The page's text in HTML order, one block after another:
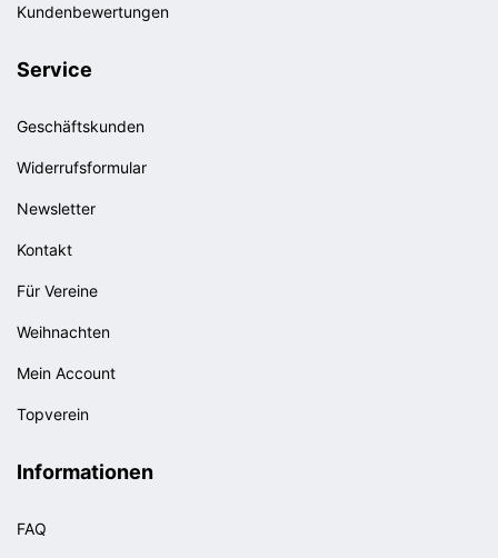
Kundenbewertungen
Service
Geschäftskunden
Widerrufsformular
Newsletter
Kontakt
Für Vereine
Weihnachten
Mein Account
Topverein
Informationen
FAQ